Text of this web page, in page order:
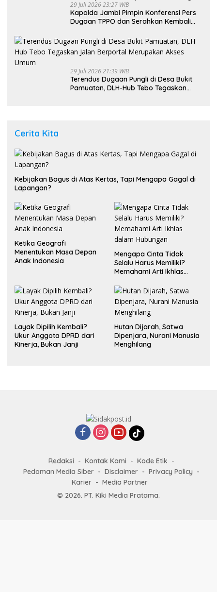
29 Juli 2026 23:27 WIB
Kapolda Jambi Pimpin Konferensi Pers
Dugaan TPPO dan Serahkan Kembali
29 Juli 2026 21:39 WIB
Terendus Dugaan Pungli di Desa Bukit
Pamuatan, DLH-Hub Tebo Tegaskan
Cerita Kita
Kebijakan Bagus di Atas Kertas, Tapi Mengapa Gagal di
Lapangan?
Ketika Geografi
Menentukan Masa Depan
Anak Indonesia
Mengapa Cinta Tidak
Selalu Harus Memiliki?
Memahami Arti Ikhlas
Layak Dipilih Kembali?
Ukur Anggota DPRD dari
Kinerja, Bukan Janji
Hutan Dijarah, Satwa
Dipenjara, Nurani Manusia
Menghilang
Redaksi Kontak Kami
Kode Etik
Pedoman Media Siber
Disclaimer
Privacy Policy
Karier
Media Partner
© 2026. PT. Kiki Media Pratama.